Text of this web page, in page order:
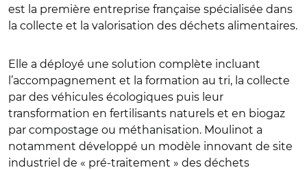
est la première entreprise française spécialisée dans
la collecte et la valorisation des déchets alimentaires.
Elle a déployé une solution complète incluant
l’accompagnement et la formation au tri, la collecte
par des véhicules écologiques puis leur
transformation en fertilisants naturels et en biogaz
par compostage ou méthanisation. Moulinot a
notamment développé un modèle innovant de site
industriel de « pré-traitement » des déchets